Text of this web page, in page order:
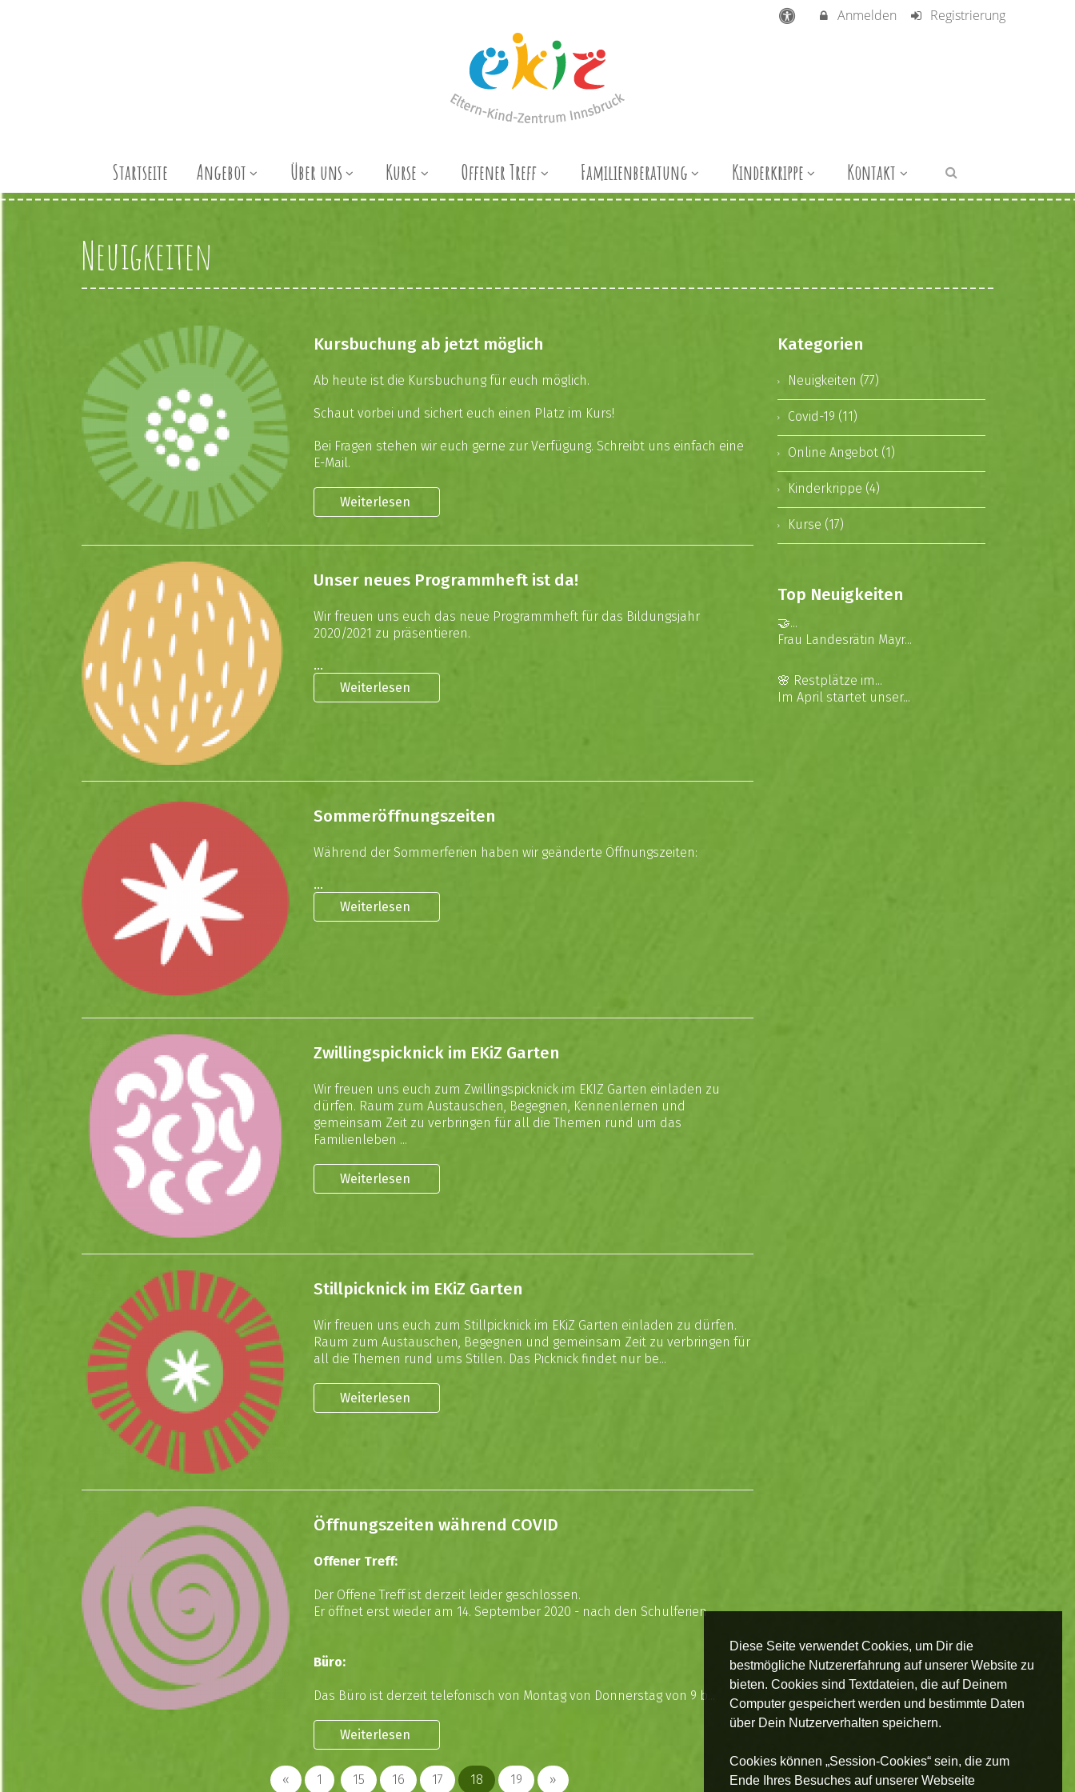
Diese Seite verwendet Cookies, um Dir die
bestmögliche Nutzererfahrung auf unserer Website zu
bieten. Cookies sind Textdateien, die auf Deinem
Computer gespeichert werden und bestimmte Daten
über Dein Nutzerverhalten speichern.
Cookies können „Session-Cookies“ sein, die zum
Ende Ihres Besuches auf unserer Webseite
Anmelden Registrierung
Startseite Angebot Über uns Kurse Offener Treff Familienberatung Kinderkrippe Kontakt
Neuigkeiten
Kursbuchung ab jetzt möglich
Ab heute ist die Kursbuchung für euch möglich.
Schaut vorbei und sichert euch einen Platz im Kurs!
Bei Fragen stehen wir euch gerne zur Verfügung. Schreibt uns einfach eine
E-Mail.
Weiterlesen
Unser neues Programmheft ist da!
Wir freuen uns euch das neue Programmheft für das Bildungsjahr
2020/2021 zu präsentieren.
...
Weiterlesen
Sommeröffnungszeiten
Während der Sommerferien haben wir geänderte Öffnungszeiten:
...
Weiterlesen
Zwillingspicknick im EKiZ Garten
Wir freuen uns euch zum Zwillingspicknick im EKIZ Garten einladen zu
dürfen. Raum zum Austauschen, Begegnen, Kennenlernen und
gemeinsam Zeit zu verbringen für all die Themen rund um das
Familienleben ...
Weiterlesen
Stillpicknick im EKiZ Garten
Wir freuen uns euch zum Stillpicknick im EKiZ Garten einladen zu dürfen.
Raum zum Austauschen, Begegnen und gemeinsam Zeit zu verbringen für
all die Themen rund ums Stillen. Das Picknick findet nur be...
Weiterlesen
Öffnungszeiten während COVID
Offener Treff:
Der Offene Treff ist derzeit leider geschlossen.
Er öffnet erst wieder am 14. September 2020 - nach den Schulferien
Büro:
Das Büro ist derzeit telefonisch von Montag von Donnerstag von 9 b...
Weiterlesen
« 1 15 16 17 18 19 »
Kategorien
Neuigkeiten (77)
Covid-19 (11)
Online Angebot (1)
Kinderkrippe (4)
Kurse (17)
Top Neuigkeiten
🤝...
Frau Landesrätin Mayr...
🌸 Restplätze im...
Im April startet unser...